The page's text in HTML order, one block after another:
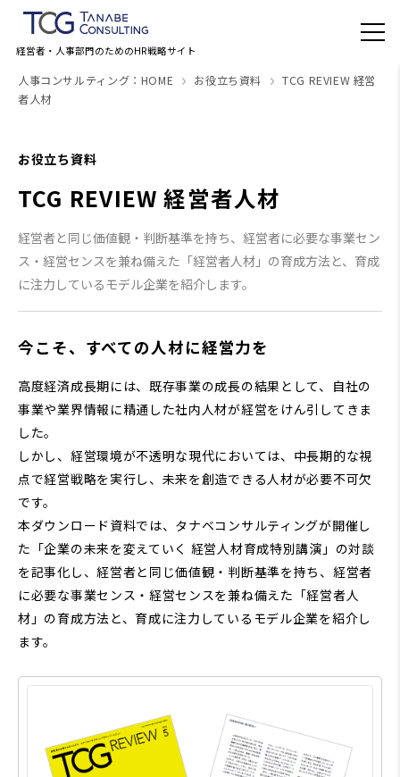
経営者・人事部門のためのHR戦略サイト
人事コンサルティング：HOME お役立ち資料
TCG REVIEW 経営
者人材
お役立ち資料
TCG REVIEW 経営者人材
経営者と同じ価値観・判断基準を持ち、経営者に必要な事業セン
ス・経営センスを兼ね備えた「経営者人材」の育成方法と、育成
に注力しているモデル企業を紹介します。
今こそ、すべての人材に経営力を
高度経済成長期には、既存事業の成長の結果として、自社の
事業や業界情報に精通した社内人材が経営をけん引してきま
した。
しかし、経営環境が不透明な現代においては、中長期的な視
点で経営戦略を実行し、未来を創造できる人材が必要不可欠
です。
本ダウンロード資料では、タナベコンサルティングが開催し
た「企業の未来を変えていく 経営人材育成特別講演」の対談
を記事化し、経営者と同じ価値観・判断基準を持ち、経営者
に必要な事業センス・経営センスを兼ね備えた「経営者人
材」の育成方法と、育成に注力しているモデル企業を紹介し
ます。